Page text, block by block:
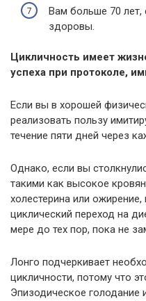
Вам больше 70 лет,
здоровы.
Цикличность имеет
успеха при протоколе,
Если вы в хорошей
реализовать пользу
течение пяти дней через
Однако, если вы
такими как высокое
холестерина или
циклический переход на
мере до тех пор, пока не
Лонго подчеркивает
цикличности, потому что
Эпизодическое